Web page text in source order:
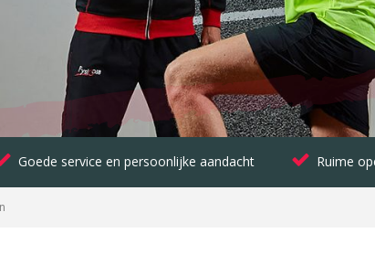
Goede service en persoonlijke aandacht Ruime